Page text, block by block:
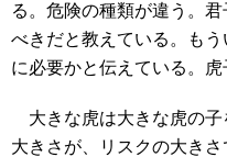
る。危険の種類が違う。
べきだと教えている。も
に必要かと伝えている。虎
大きな虎は大きな虎の子
大きさが、リスクの大き